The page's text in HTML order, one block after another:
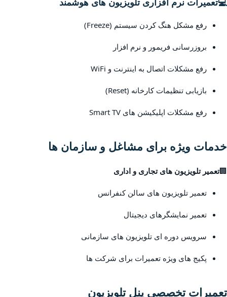
رفع مشکل هنگ کردن سیستم (Freeze)
بروزرسانی فریمور و نرم افزار
رفع مشکلات اتصال به اینترنت و WiFi
بازیابی تنظیمات کارخانه (Reset)
رفع مشکلات اپلیکیشن های Smart TV
خدمات ویژه برای مشاغل و سازمان ها
🏢تعمیر تلویزیون های تجاری و اداری
تعمیر تلویزیون های سالن کنفرانس
تعمیر نمایشگرهای دیجیتال
سرویس دوره ای تلویزیون های سازمانی
پکیج های ویژه تعمیرات برای شرکت ها
تعمیرات تخصصی پنل تلویزیون